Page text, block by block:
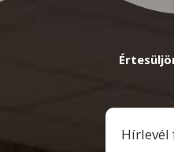
Hírlevél